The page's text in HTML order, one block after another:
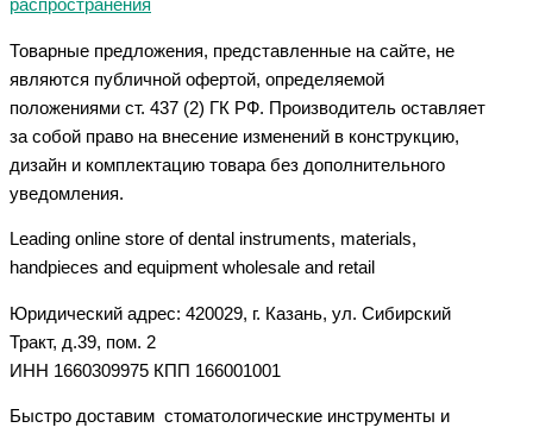
распространения
Товарные предложения, представленные на сайте, не
являются публичной офертой, определяемой
положениями ст. 437 (2) ГК РФ. Производитель оставляет
за собой право на внесение изменений в конструкцию,
дизайн и комплектацию товара без дополнительного
уведомления.
Leading online store of dental instruments, materials,
handpieces and equipment wholesale and retail
Юридический адрес: 420029, г. Казань, ул. Сибирский
Тракт, д.39, пом. 2
ИНН 1660309975 КПП 166001001
Быстро доставим стоматологические инструменты и